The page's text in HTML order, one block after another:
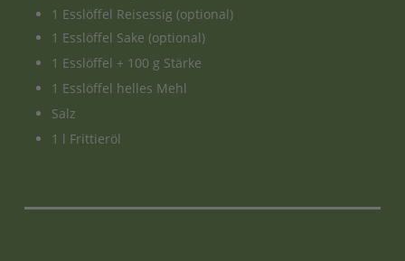
1 Esslöffel Reisessig (optional)
1 Esslöffel Sake (optional)
1 Esslöffel + 100 g Stärke
1 Esslöffel helles Mehl
Salz
1 l Frittieröl